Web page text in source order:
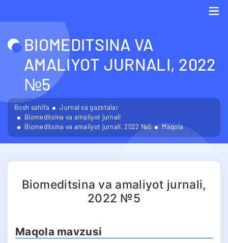
BIOMEDITSINA VA
AMALIYOT JURNALI, 2022
№5
Bosh sahifa
Jurnal va gazetalar
Biomeditsina va amaliyot jurnali
Biomeditsina va amaliyot jurnali, 2022 №5
Maqola
Biomeditsina va amaliyot jurnali,
2022 №5
Maqola mavzusi